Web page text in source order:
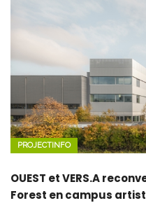
PROJECTINFO
OUEST et VERS.A
Forest en campus